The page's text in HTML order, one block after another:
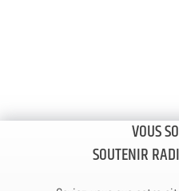
VOUS
SOUTENIR